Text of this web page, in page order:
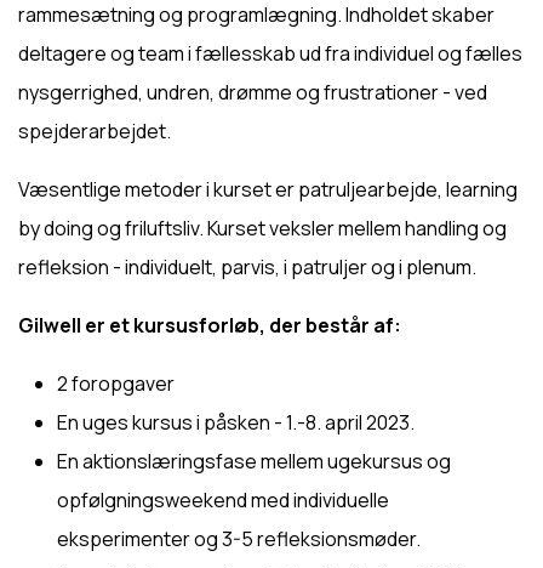
rammesætning og programlægning. Indholdet skaber
deltagere og team i fællesskab ud fra individuel og fælles
nysgerrighed, undren, drømme og frustrationer - ved
spejderarbejdet.
Væsentlige metoder i kurset er patruljearbejde, learning
by doing og friluftsliv. Kurset veksler mellem handling og
refleksion - individuelt, parvis, i patruljer og i plenum.
Gilwell er et kursusforløb, der består af:
2 foropgaver
En uges kursus i påsken - 1.-8. april 2023.
En aktionslæringsfase mellem ugekursus og
opfølgningsweekend med individuelle
eksperimenter og 3-5 refleksionsmøder.